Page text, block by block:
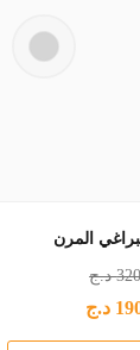
المرن
د.ج
د.ج